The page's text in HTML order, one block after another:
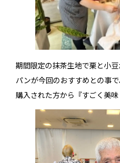
期間限定の抹茶生地で栗と小
パンが今回のおすすめとの事で、
購入された方から『すごく美